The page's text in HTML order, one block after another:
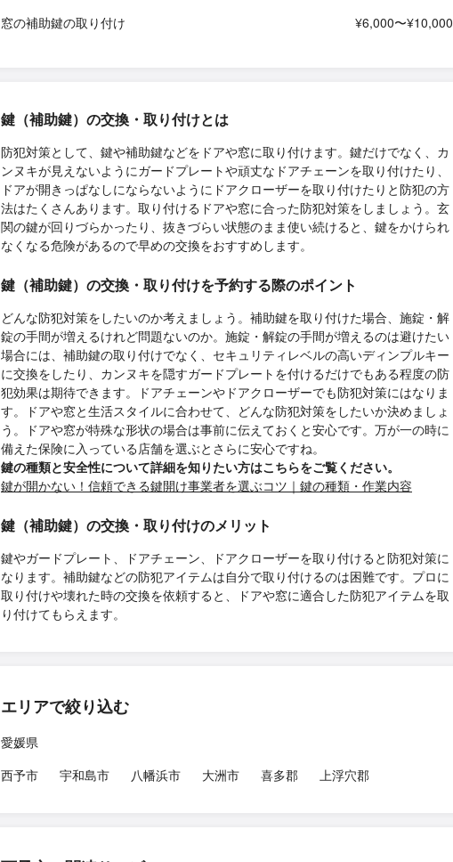
窓の補助鍵の取り付け
¥6,000〜¥10,000
鍵（補助鍵）の交換・取り付けとは
防犯対策として、鍵や補助鍵などをドアや窓に取り付けます。鍵だけでなく、カ
ンヌキが見えないようにガードプレートや頑丈なドアチェーンを取り付けたり、
ドアが開きっぱなしにならないようにドアクローザーを取り付けたりと防犯の方
法はたくさんあります。取り付けるドアや窓に合った防犯対策をしましょう。玄
関の鍵が回りづらかったり、抜きづらい状態のまま使い続けると、鍵をかけられ
なくなる危険があるので早めの交換をおすすめします。
鍵（補助鍵）の交換・取り付けを予約する際のポイント
どんな防犯対策をしたいのか考えましょう。補助鍵を取り付けた場合、施錠・解
錠の手間が増えるけれど問題ないのか。施錠・解錠の手間が増えるのは避けたい
場合には、補助鍵の取り付けでなく、セキュリティレベルの高いディンプルキー
に交換をしたり、カンヌキを隠すガードプレートを付けるだけでもある程度の防
犯効果は期待できます。ドアチェーンやドアクローザーでも防犯対策にはなりま
す。ドアや窓と生活スタイルに合わせて、どんな防犯対策をしたいか決めましょ
う。ドアや窓が特殊な形状の場合は事前に伝えておくと安心です。万が一の時に
備えた保険に入っている店舗を選ぶとさらに安心ですね。
鍵の種類と安全性について詳細を知りたい方はこちらをご覧ください。
鍵が開かない！信頼できる鍵開け事業者を選ぶコツ｜鍵の種類・作業内容
鍵（補助鍵）の交換・取り付けのメリット
鍵やガードプレート、ドアチェーン、ドアクローザーを取り付けると防犯対策に
なります。補助鍵などの防犯アイテムは自分で取り付けるのは困難です。プロに
取り付けや壊れた時の交換を依頼すると、ドアや窓に適合した防犯アイテムを取
り付けてもらえます。
エリアで絞り込む
愛媛県
西予市
宇和島市 八幡浜市 大洲市 喜多郡 上浮穴郡